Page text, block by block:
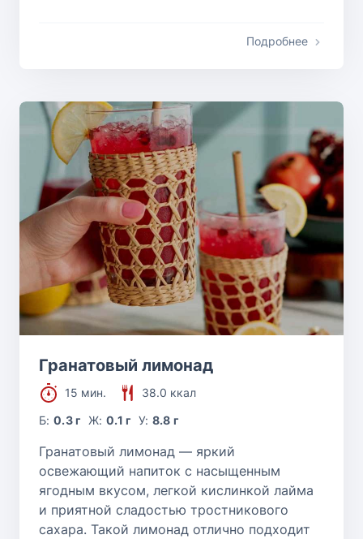
Подробнее
Гранатовый лимонад
15 мин.
38.0 ккал
Б:0.3 г Ж: 0.1 г У: 8.8 г
Гранатовый лимонад — яркий
освежающий напиток с насыщенным
ягодным вкусом, легкой кислинкой лайма
и приятной сладостью тростникового
сахара. Такой лимонад отлично подходит